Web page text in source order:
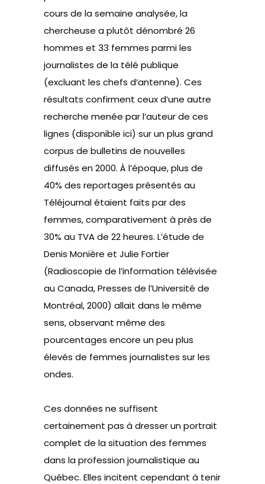
cours de la semaine analysée, la
chercheuse a plutôt dénombré 26
hommes et 33 femmes parmi les
journalistes de la télé publique
(excluant les chefs d’antenne). Ces
résultats confirment ceux d’une autre
recherche menée par l’auteur de ces
lignes (disponible ici) sur un plus grand
corpus de bulletins de nouvelles
diffusés en 2000. À l’époque, plus de
40% des reportages présentés au
Téléjournal étaient faits par des
femmes, comparativement à près de
30% au TVA de 22 heures. L’étude de
Denis Monière et Julie Fortier
(Radioscopie de l’information télévisée
au Canada, Presses de l’Université de
Montréal, 2000) allait dans le même
sens, observant même des
pourcentages encore un peu plus
élevés de femmes journalistes sur les
ondes.
Ces données ne suffisent
certainement pas à dresser un portrait
complet de la situation des femmes
dans la profession journalistique au
Québec. Elles incitent cependant à tenir